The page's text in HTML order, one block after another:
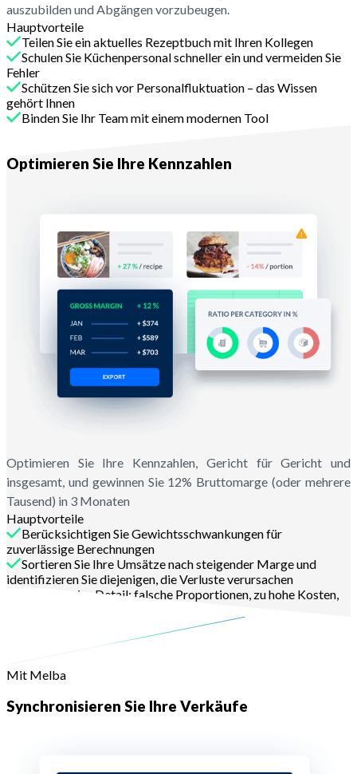
auszubilden und Abgängen vorzubeugen.
Hauptvorteile
Teilen Sie ein aktuelles Rezeptbuch mit Ihren Kollegen
Schulen Sie Küchenpersonal schneller ein und vermeiden Sie
Fehler
Schützen Sie sich vor Personalfluktuation – das Wissen
gehört Ihnen
Binden Sie Ihr Team mit einem modernen Tool
Optimieren Sie Ihre Kennzahlen
Optimieren Sie Ihre Kennzahlen, Gericht für Gericht und
insgesamt, und gewinnen Sie 12% Bruttomarge (oder mehrere
Tausend) in 3 Monaten
Hauptvorteile
Berücksichtigen Sie Gewichtsschwankungen für
zuverlässige Berechnungen
Sortieren Sie Ihre Umsätze nach steigender Marge und
identifizieren Sie diejenigen, die Verluste verursachen
Gehen Sie ins Detail: falsche Proportionen, zu hohe Kosten,
Mit Melba
Synchronisieren Sie Ihre Verkäufe